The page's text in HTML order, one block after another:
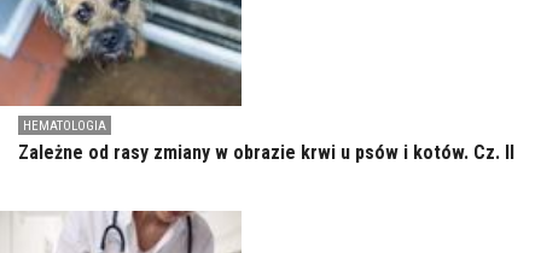
HEMATOLOGIA
Zależne od rasy zmiany w obrazie krwi u psów i kotów. Cz. II